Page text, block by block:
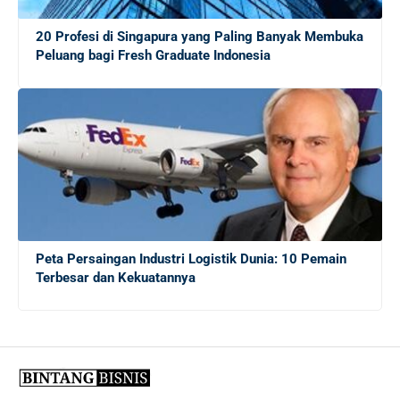
Mengungkap Dunia Freelance: Apakah Ekonomi Gig
Tepat untuk Lulusan Baru?
Panduan Lengkap Menghadapi Persaingan Kerja untuk
Fresh Graduate
20 Tips Sukses bagi Sarjana Baru yang Masih
Menganggur di Tengah Krisis Ekonomi
Cara Mendapatkan Pekerjaan di Jepang: Tips Sukses
bagi Profesional Indonesia
20 Profesi di Singapura yang Paling Banyak Membuka
Peluang bagi Fresh Graduate Indonesia
Peta Persaingan Industri Logistik Dunia: 10 Pemain
Terbesar dan Kekuatannya